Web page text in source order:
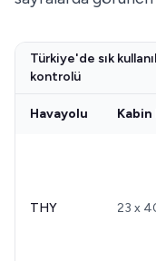
Türkiye'de sık
kontrolü
Havayolu Kabin
THY 23 x